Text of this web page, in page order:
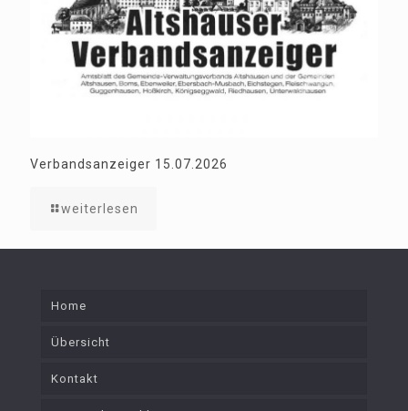
Verbandsanzeiger 15.07.2026
weiterlesen
Home
Übersicht
Kontakt